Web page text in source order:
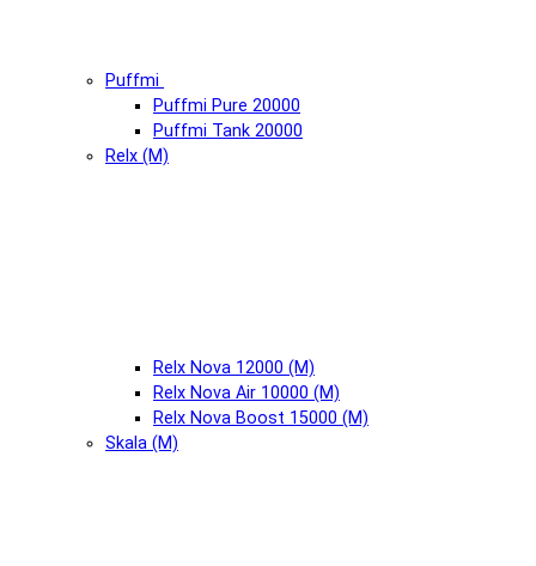
Puffmi
Puffmi Pure 20000
Puffmi Tank 20000
Relx (М)
Relx Nova 12000 (М)
Relx Nova Air 10000 (М)
Relx Nova Boost 15000 (М)
Skala (М)